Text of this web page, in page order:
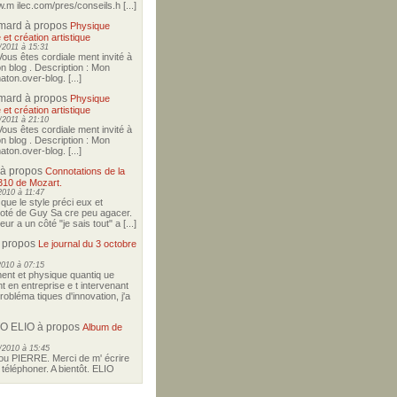
ilec.com/pres/conseils.h [...]
à propos Physique
et création artistique
à 15:31
êtes cordiale ment invité à
blog . Description : Mon
blog. [...]
à propos Physique
et création artistique
à 21:10
êtes cordiale ment invité à
blog . Description : Mon
blog. [...]
propos Connotations de la
de Mozart.
à 11:47
le style préci eux et
de Guy Sa cre peu agacer.
a un côté "je sais tout" a [...]
Le journal du 3 octobre
à 07:15
et physique quantiq ue
en entreprise e t intervenant
tiques d'innovation, j'a
ELIO à propos Album de
à 15:45
PIERRE. Merci de m' écrire
A bientôt. ELIO